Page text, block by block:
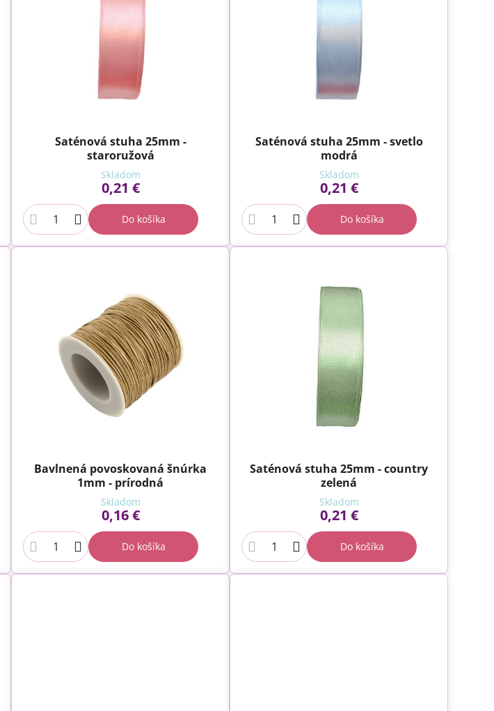
Saténová stuha 25mm -
staroružová
Skladom
0,21 €
Do košíka
Saténová stuha 25mm - svetlo
modrá
Skladom
0,21 €
Do košíka
Bavlnená povoskovaná šnúrka
1mm - prírodná
Skladom
0,16 €
Do košíka
Saténová stuha 25mm - country
zelená
Skladom
0,21 €
Do košíka